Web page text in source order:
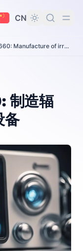
CN
CAEN Code 2660: Manufacture of irradiation, electromedical and electrotherapeutic equipment
电疗设备
制造辐
备